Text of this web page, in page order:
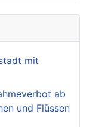
mit
ab
und Flüssen